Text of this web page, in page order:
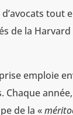
tout
de la Harvard
emploie
Chaque
de la «